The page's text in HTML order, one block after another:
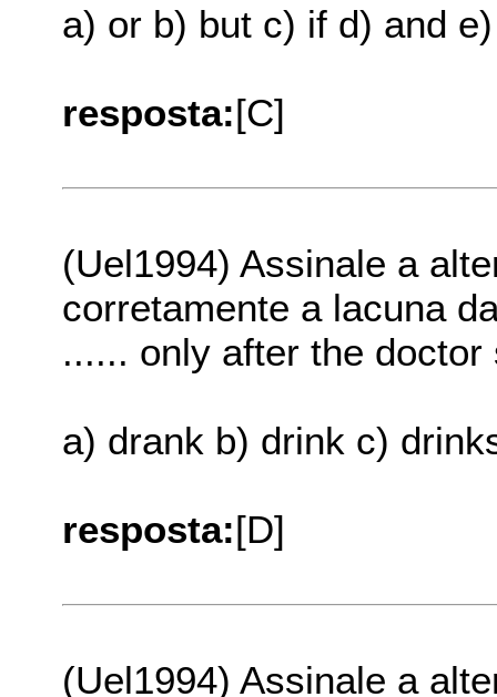
a) or b) but c) if d) and
resposta:[C]
(Uel1994) Assinale a
corretamente a lacuna
...... only after the
a) drank b) drink c)
resposta:[D]
(Uel1994) Assinale a